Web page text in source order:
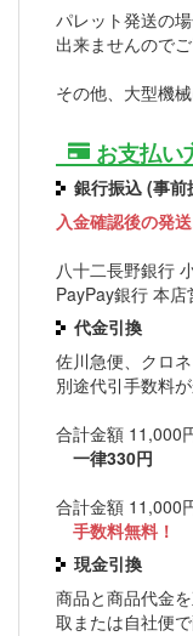
パレット発送の
出来ませんのでご
その他、大型機
お支払い
銀行振込 (事前
入金確認後の発送
八十二長野銀行
PayPay銀行 本
代金引換
佐川急便、クロ
別途代引手数料が
合計金額 11,000
一律330円
合計金額 11,000
手数料無料！
現金引換
商品と商品代金
取または自社便